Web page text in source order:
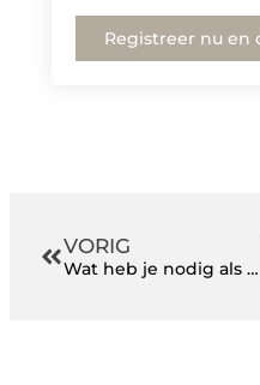
Registreer nu en
VORIG
Wat heb je nodig als beginnend ondernemer?